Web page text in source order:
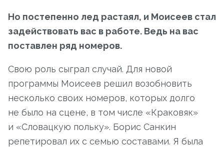
Но постепенно лед растаял, и Моисеев стал
задействовать вас в работе. Ведь на вас
поставлен ряд номеров.
Свою роль сыграл случай. Для новой
программы Моисеев решил возобновить
несколько своих номеров, которых долго
не было на сцене, в том числе «Краковяк»
и «Словацкую польку». Борис Санкин
репетировал их с семью составами. Я была